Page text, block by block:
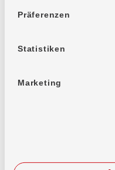
Präferenzen
Statistiken
Marketing